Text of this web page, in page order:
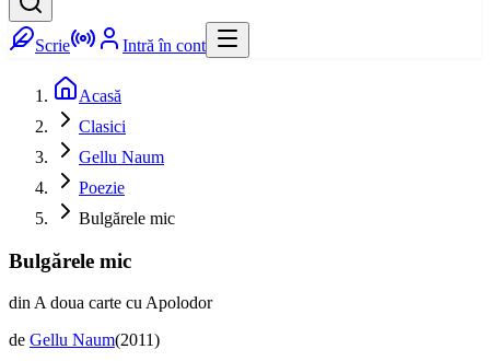
Scrie Intră în cont
Acasă
Clasici
Gellu Naum
Poezie
Bulgărele mic
Bulgărele mic
din A doua carte cu Apolodor
de Gellu Naum(2011)